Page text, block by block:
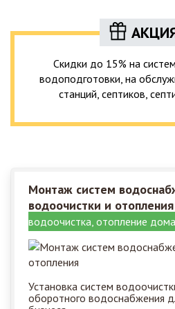
Скидки до 15% на
водоподготовки, на
станций, септиков,
Монтаж систем
водоочистки и отопления
водоочистка, отопление дома
Установка систем
оборотного водоснабжения